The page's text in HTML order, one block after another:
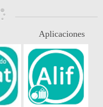
Aplicaciones